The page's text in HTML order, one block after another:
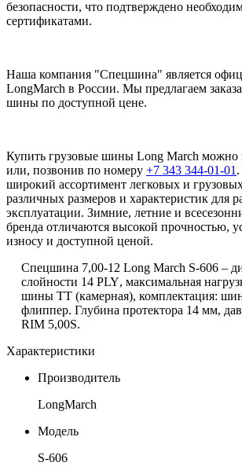
безопасности, что подтверждено
сертификатами.
Наша компания "Спецшина" является
LongMarch в России. Мы предлагаем
шины по доступной цене.
Купить грузовые шины Long March можно
или, позвонив по номеру +7 343 344-01-01
широкий ассортимент легковых и
различных размеров и характеристик для
эксплуатации. Зимние, летние и
бренда отличаются высокой прочностью,
износу и доступной ценой.
Спецшина 7,00-12 Long March S-606–
слойности 14 PLY, максимальная
шины ТТ (камерная), комплектация:
флиппер. Глубина протектора 14 мм,
RIM5,00S.
Характеристики
Производитель
LongMarch
Модель
S-606